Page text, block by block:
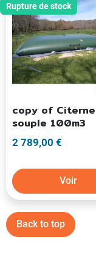
Rupture de stock
copy of Citerne
souple 100m3
2 789,00 €
Voir
Back to top